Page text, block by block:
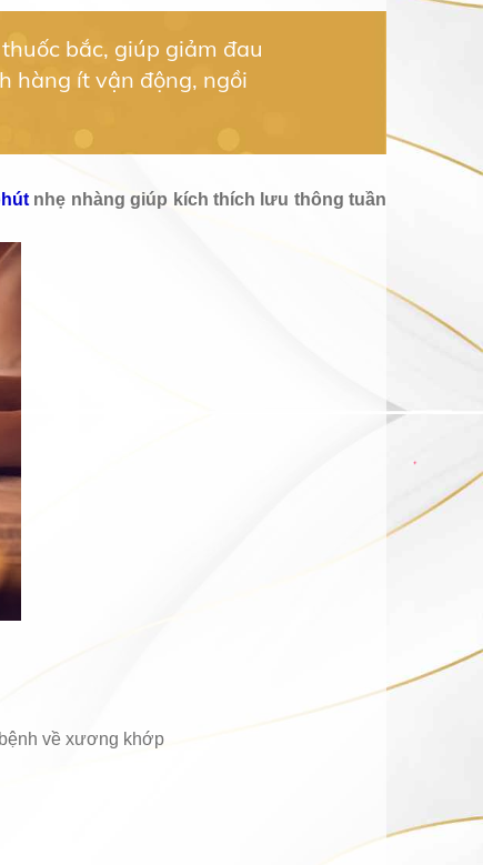
bắc, giúp giảm đau
hàng ít vận động, ngồi
nhẹ nhàng giúp kích thích lưu thông tuần
về xương khớp